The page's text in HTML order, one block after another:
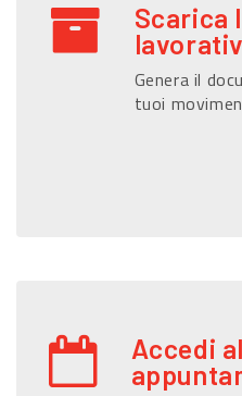
Scarica
Genera il
tuoi
Accedi